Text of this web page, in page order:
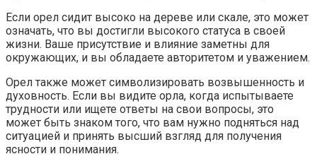
Если орел сидит высоко на дереве или скале, это может
означать, что вы достигли высокого статуса в своей
жизни. Ваше присутствие и влияние заметны для
окружающих, и вы обладаете авторитетом и уважением.
Орел также может символизировать возвышенность и
духовность. Если вы видите орла, когда испытываете
трудности или ищете ответы на свои вопросы, это
может быть знаком того, что вам нужно подняться над
ситуацией и принять высший взгляд для получения
ясности и понимания.